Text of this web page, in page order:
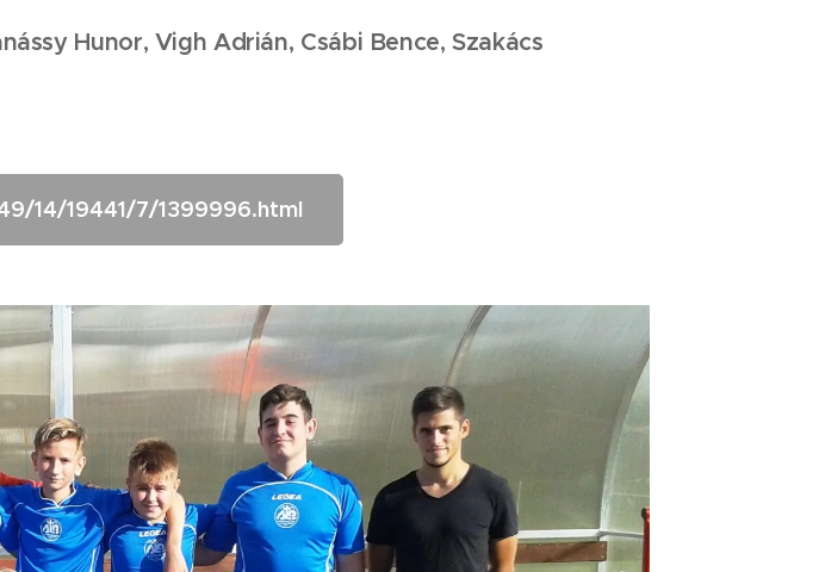
Hunor, Vigh Adrián, Csábi Bence, Szakács
14/19441/7/1399996.html